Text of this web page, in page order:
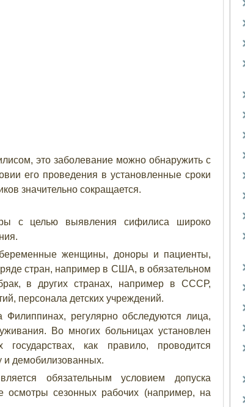
это заболевание можно обнаружить с
его проведения в установленные сроки
значительно сокращается.
с целью выявления сифилиса широко
женщины, доноры и пациенты,
стран, например в США, в обязательном
в других странах, например в СССР,
персонала детских учреждений.
регулярно обследуются лица,
Во многих больницах установлен
как правило, проводится
и демобилизованных.
обязательным условием допуска
осмотры сезонных рабочих (например, на